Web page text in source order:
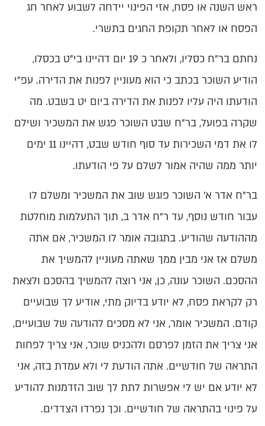
ראש השנה או פסח, אזי הפינוי יידחה לשבוע לאחר חג
הפסח או לאחר תקופת החגים בתשרי.
נחתם בר”ח כסליו, ולאחר כ 19 יום דהיינו בי"ט בכסלו,
הודיע השוכר בכתב כי הוא מעוניין לפנות את הדירה. עפ"י
הודעתו היה עליו לפנות את הדירה ביום יט בשבט. מה
שקרה בפועל, בר”ח שבט השוכר פגש את המשכיר ושילם
לו את דמי השכירות עד סוף חודש שבט, דהיינו 11 ימים
יותר ממה שהיה אמור לשלם על פי הודעתו.
בר”ח אדר א’ השוכר פוגש שוב את המשכיר ומשלם לו
עבור חודש נוסף, עד ר”ח אדר ב, תוך התעלמות מוחלטת
מההודעה שהודיע. בתגובה אומר לו המשכיר, אם אתה
משלם אז אני מבין ממך שאתה מעוניין להמשיך את
ההסכם. השוכר עונה, כן, אני רוצה להמשיך בהסכם ולצאת
רק לקראת פסח, לא יודע בדיוק מתי, אודיע לך שבועיים
קודם. המשכיר אומר, אני לא מסכים להודעה של שבועיים,
אני צריך את הזמן לפרסם ולהכניס שוכר, אני צריך לפחות
התראה של חודשיים. אתה הודעת לי ולא עמדת בזה, אני
לא יודע אם יש לי אפשרות לתת לך שוב הזדמנות להודיע
על פינוי בהתראה של חודשיים. וכך נפרדו הצדדים.